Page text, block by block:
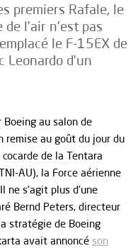
premiers Rafale, le
l’air n’est pas
le F-15EX de
Leonardo d’un
au salon de
remise au goût du jour du
de la Tentara
AU), la Force aérienne
ne s’agit plus d’une
Bernd Peters, directeur
stratégie de Boeing
avait annoncé son